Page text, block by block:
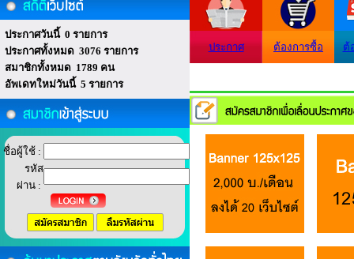
ประกาศวันนี้ 0 รายการ
ประกาศทั้งหมด 3076 รายการ
สมาชิกทั้งหมด 1789 คน
อัพเดทใหม่วันนี้ 5 รายการ
ชื่อผู้ใช้ :
รหัส
ผ่าน :
ประกาศ ต้องการซื้อ ต้